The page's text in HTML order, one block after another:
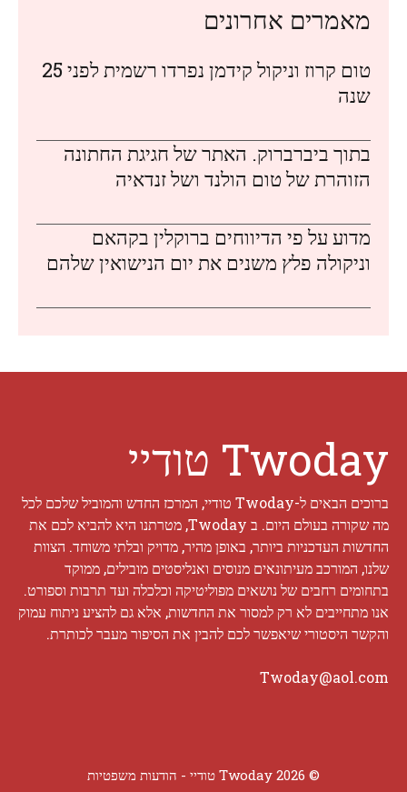
מאמרים אחרונים
טום קרוז וניקול קידמן נפרדו רשמית לפני 25
שנה
בתוך ביברברוק. האתר של חגיגת החתונה
הזוהרת של טום הולנד ושל זנדאיה
מדוע על פי הדיווחים ברוקלין בקהאם
וניקולה פלץ משנים את יום הנישואין שלהם
Twoday טודיי
ברוכים הבאים ל-Twoday טודיי, המרכז החדש והמוביל שלכם לכל
מה שקורה בעולם היום. ב Twoday, מטרתנו היא להביא לכם את
החדשות העדכניות ביותר, באופן מהיר, מדויק ובלתי משוחד. הצוות
שלנו, המורכב מעיתונאים מנוסים ואנליסטים מובילים, ממוקד
בתחומים רחבים של נושאים מפוליטיקה וכלכלה ועד תרבות וספורט.
אנו מתחייבים לא רק למסור את החדשות, אלא גם להציע ניתוח עמוק
והקשר היסטורי שיאפשר לכם להבין את הסיפור מעבר לכותרת.
Twoday@aol.com
© 2026 Twoday טודיי - הודעות משפטיות